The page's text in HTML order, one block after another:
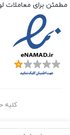
مطمئن برای معاملات
کلیه